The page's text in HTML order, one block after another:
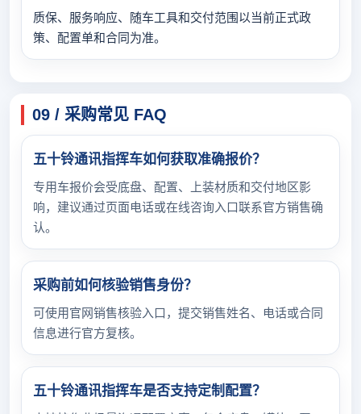
质保、服务响应、随车工具和交付范围以当前正式政
策、配置单和合同为准。
09 / 采购常见 FAQ
五十铃通讯指挥车如何获取准确报价？
专用车报价会受底盘、配置、上装材质和交付地区影
响，建议通过页面电话或在线咨询入口联系官方销售确
认。
采购前如何核验销售身份？
可使用官网销售核验入口，提交销售姓名、电话或合同
信息进行官方复核。
五十铃通讯指挥车是否支持定制配置？